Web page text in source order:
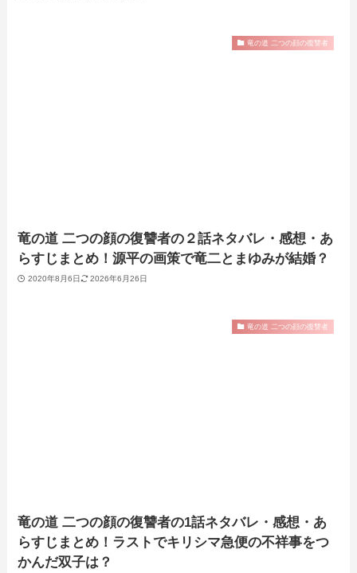
竜の道 二つの顔の復讐者
竜の道 二つの顔の復讐者の２話ネタバレ・感想・あ
らすじまとめ！源平の画策で竜二とまゆみが結婚？
2020年8月6日 2026年6月26日
竜の道 二つの顔の復讐者
竜の道 二つの顔の復讐者の1話ネタバレ・感想・あ
らすじまとめ！ラストでキリシマ急便の不祥事をつ
かんだ双子は？